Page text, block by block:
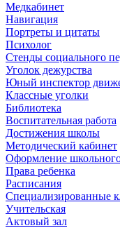
Медкабинет
Навигация
Портреты и цитаты
Психолог
Стенды социального
Уголок дежурства
Юный инспектор
Классные уголки
Библиотека
Воспитательная работа
Достижения школы
Методический кабинет
Оформление школьного
Права ребенка
Расписания
Специализированные
Учительская
Актовый зал